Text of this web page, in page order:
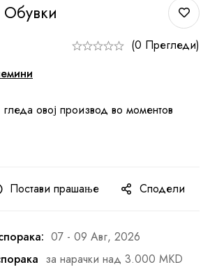
(0 Прегледи)
гледа овој производ во моментов
Постави прашање Сподели
07 - 09 Авг, 2026
за нарачки над 3.000 MKD